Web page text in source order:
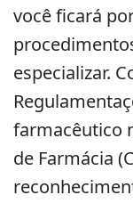
você ficará
especializar.
farmacêutico
de Farmácia